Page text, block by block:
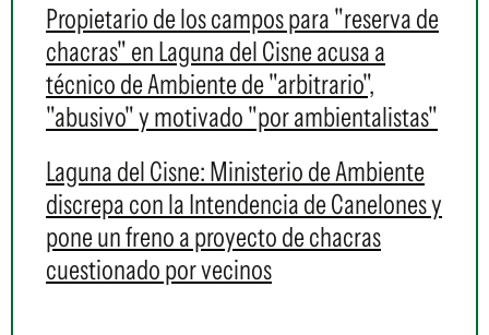
Propietario de los campos para "reserva de
chacras" en Laguna del Cisne acusa a
técnico de Ambiente de "arbitrario",
"abusivo" y motivado "por ambientalistas"
Laguna del Cisne: Ministerio de Ambiente
discrepa con la Intendencia de Canelones y
pone un freno a proyecto de chacras
cuestionado por vecinos